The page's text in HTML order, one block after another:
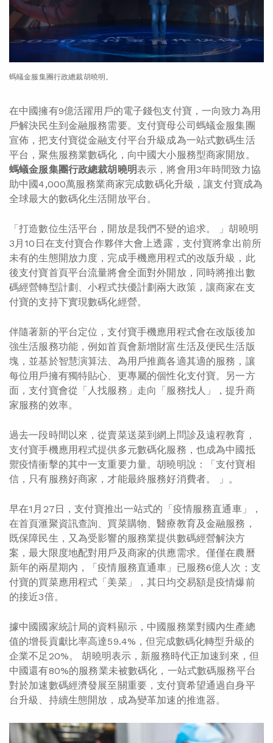
螞蟻金服集團行政總裁胡曉明。
在中國擁有9億活躍用戶的電子錢包支付寶，一向致力為用
戶解決民生到金融服務需要。支付寶母公司螞蟻金服集團
宣佈，把支付寶從金融支付平台升級成為一站式數碼生活
平台，聚焦服務業數碼化，向中國大小服務型商家開放。
螞蟻金服集團行政總裁胡曉明表示，將會用3年時間致力協
助中國4,000萬服務業商家完成數碼化升級，讓支付寶成為
全球最大的數碼化生活開放平台。
「打造數位生活平台，開放是我們不變的追求。 」胡曉明
3月10日在支付寶合作夥伴大會上透露，支付寶將拿出前所
未有的生態開放力度，完成手機應用程式的改版升級，此
後支付寶首頁平台流量將會全面對外開放，同時將推出數
碼經營轉型計劃、小程式扶優計劃兩大政策，讓商家在支
付寶的支持下實現數碼化經營。
伴隨著新的平台定位，支付寶手機應用程式會在改版後加
強生活服務功能，例如首頁會新增財富生活及便民生活版
塊，並基於智慧演算法、為用戶推薦各適其適的服務，讓
每位用戶擁有獨特貼心、更專屬的個性化支付寶。另一方
面，支付寶會從「人找服務」走向「服務找人」，提升商
家服務的效率。
過去一段時間以來，從賣菜送菜到網上問診及遠程教育，
支付寶手機應用程式提供多元數碼化服務，也成為中國抵
禦疫情衝擊的其中一支重要力量。胡曉明說：「支付寶相
信，只有服務好商家，才能最終服務好消費者。 」。
早在1月27日，支付寶推出一站式的「疫情服務直通車」，
在首頁滙聚資訊查詢、買菜購物、醫療教育及金融服務，
既保障民生，又為受影響的服務業提供數碼經營解決方
案，最大限度地配對用戶及商家的供應需求。僅僅在農曆
新年的兩星期內，「疫情服務直通車」已服務6億人次；支
付寶的買菜應用程式「美菜」，其日均交易額是疫情爆前
的接近3倍。
據中國國家統計局的資料顯示，中國服務業對國內生產總
值的增長貢獻比率高達59.4%，但完成數碼化轉型升級的
企業不足20%。 胡曉明表示，新服務時代正加速到來，但
中國還有80%的服務業未被數碼化，一站式數碼服務平台
對於加速數碼經濟發展至關重要，支付寶希望通過自身平
台升級、持續生態開放，成為變革加速的推進器。